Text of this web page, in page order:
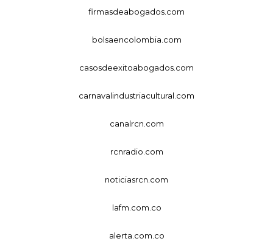
firmasdeabogados.com
bolsaencolombia.com
casosdeexitoabogados.com
carnavalindustriacultural.com
canalrcn.com
rcnradio.com
noticiasrcn.com
lafm.com.co
alerta.com.co